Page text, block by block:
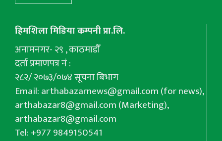
हिमशिला मिडिया कम्पनी प्रा.लि.
अनामनगर- २९ , काठमाडौँ
दर्ता प्रमाणपत्र नं :
२८२/ २०७३/०७४ सूचना बिभाग
Email:arthabazarnews@gmail.com(for news),
arthabazar8@gmail.com(Marketing),
arthabazar8@gmail.com
Tel: +977 9849150541